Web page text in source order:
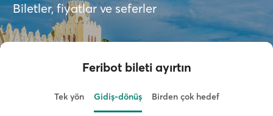
Biletler, fiyatlar ve seferler
Feribot bileti ayırtın
Tek yön Gidiş-dönüş Birden çok hedef